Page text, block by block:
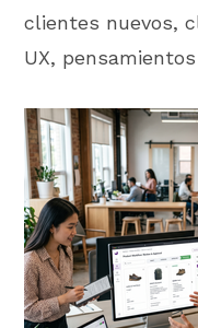
clientes nuevos,
UX,